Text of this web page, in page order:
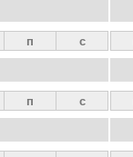
п с
п с